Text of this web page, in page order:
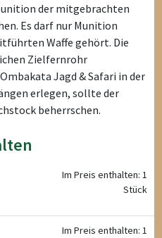
der mitgebrachten
Es darf nur Munition
Waffe gehört. Die
Zielfernrohr
Jagd & Safari in der
erlegen, sollte der
beherrschen.
Im Preis enthalten: 1
Stück
Im Preis enthalten: 1